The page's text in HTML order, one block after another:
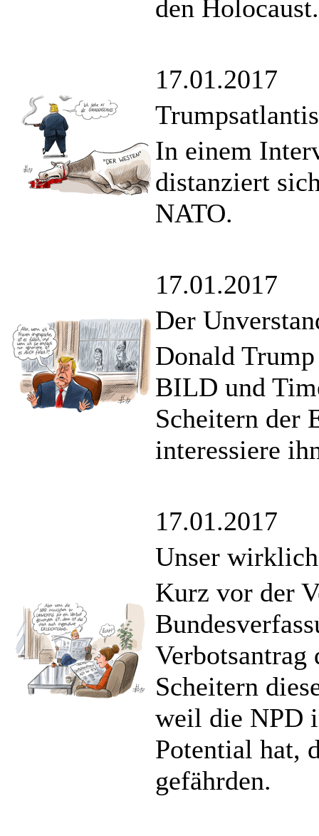
den Holocaust.
17.01.2017
In einem
distanziert
NATO.
17.01.2017
Der
Donald
BILD und
Scheitern der
interessiere
17.01.2017
Unser
Kurz vor der
Verbotsantrag
Scheitern
weil die NPD
Potential hat,
gefährden.